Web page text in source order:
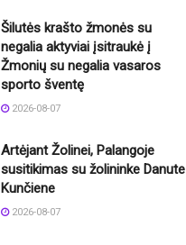
Šilutės krašto žmonės su
negalia aktyviai įsitraukė į
Žmonių su negalia vasaros
sporto šventę
2026-08-07
Artėjant Žolinei, Palangoje
susitikimas su žolininke Danute
Kunčiene
2026-08-07